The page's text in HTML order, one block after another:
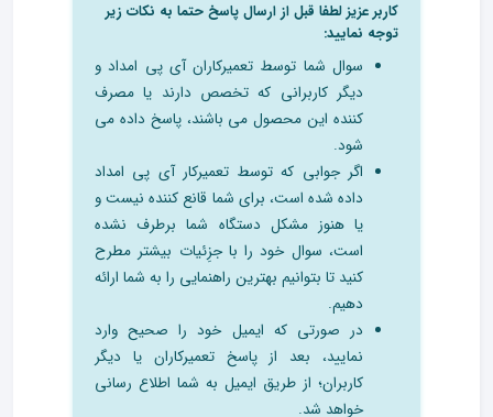
کاربر عزیز لطفا قبل از ارسال پاسخ حتما به نکات زیر
توجه نمایید:
سوال شما توسط تعمیرکاران آی پی امداد و
دیگر کاربرانی که تخصص دارند یا مصرف
کننده این محصول می باشند، پاسخ داده می
شود.
اگر جوابی که توسط تعمیرکار آی پی امداد
داده شده است، برای شما قانع کننده نیست و
یا هنوز مشکل دستگاه شما برطرف نشده
است، سوال خود را با جزِئیات بیشتر مطرح
کنید تا بتوانیم بهترین راهنمایی را به شما ارائه
دهیم.
در صورتی که ایمیل خود را صحیح وارد
نمایید، بعد از پاسخ تعمیرکاران یا دیگر
کاربران؛ از طریق ایمیل به شما اطلاع رسانی
خواهد شد.